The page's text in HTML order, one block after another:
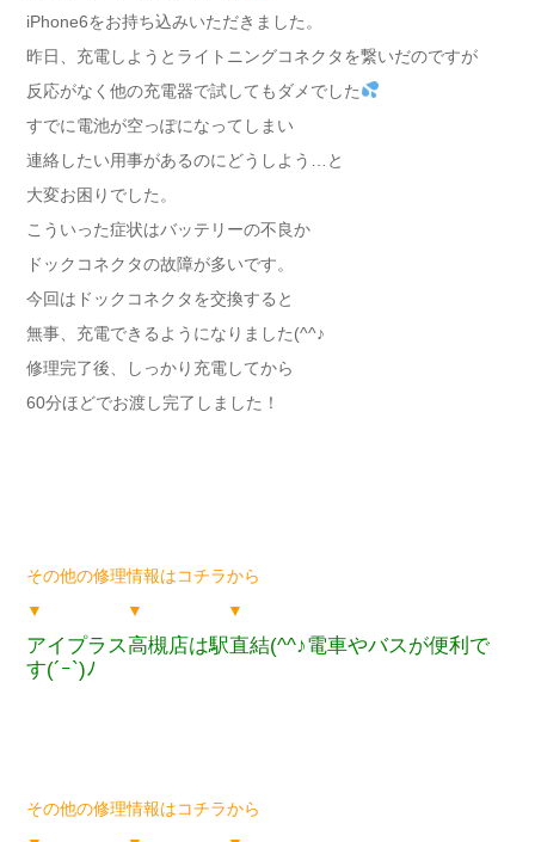
iPhone6をお持ち込みいただきました。
昨日、充電しようとライトニングコネクタを繋いだのですが
反応がなく他の充電器で試してもダメでした
すでに電池が空っぽになってしまい
連絡したい用事があるのにどうしよう…と
大変お困りでした。
こういった症状はバッテリーの不良か
ドックコネクタの故障が多いです。
今回はドックコネクタを交換すると
無事、充電できるようになりました(^^♪
修理完了後、しっかり充電してから
60分ほどでお渡し完了しました！
その他の修理情報はコチラから
▼ ▼ ▼
アイプラス高槻店は駅直結(^^♪電車やバスが便利で
す(´ｰ`)ﾉ
その他の修理情報はコチラから